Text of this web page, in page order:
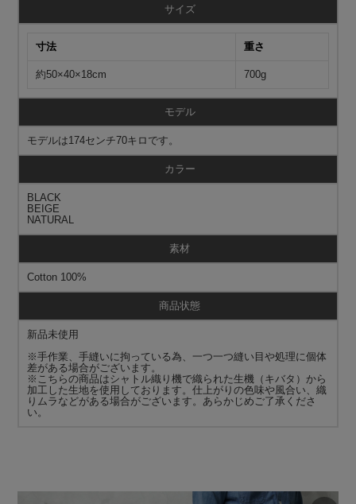
サイズ
寸法 重さ
約50×40×18cm 700g
モデル
モデルは174センチ70キロです。
カラー
BLACK
BEIGE
NATURAL
素材
Cotton 100%
商品状態
新品未使用
※手作業、手縫いに拘っている為、一つ一つ縫い目や処理に個体
差がある場合がございます。
※こちらの商品はシャトル織り機で織られた生機（キバタ）から
加工した生地を使用しております。仕上がりの色味や風合い、織
りムラなどがある場合がございます。あらかじめご了承くださ
い。